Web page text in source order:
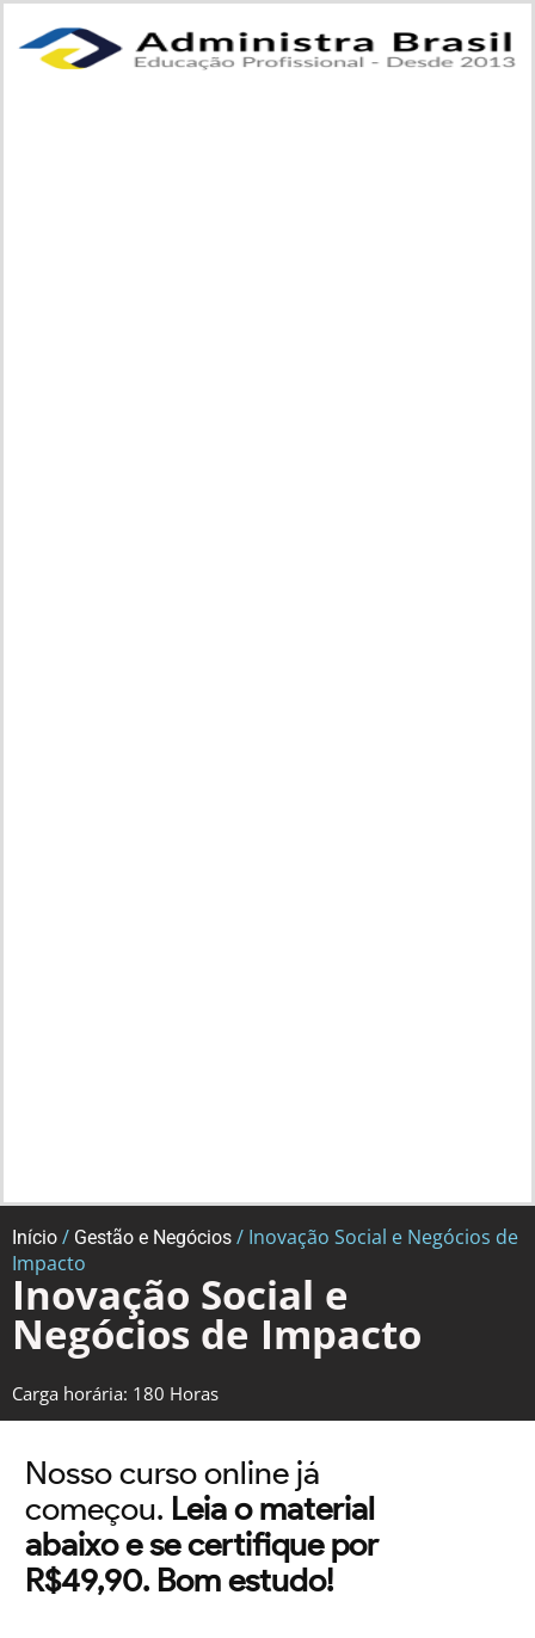
Início / Gestão e Negócios / Inovação Social e Negócios de
Impacto
Inovação Social e
Negócios de Impacto
Carga horária: 180 Horas
Nosso curso online já
começou. Leia o material
abaixo e se certifique por
R$49,90. Bom estudo!